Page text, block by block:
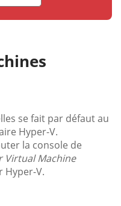
se fait par défaut au
Hyper-V.
la console de
Virtual Machine
Hyper-V.